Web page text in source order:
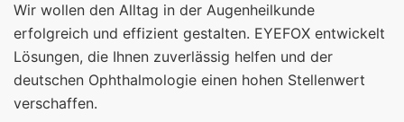
Wir wollen den Alltag in der Augenheilkunde
erfolgreich und effizient gestalten. EYEFOX entwickelt
Lösungen, die Ihnen zuverlässig helfen und der
deutschen Ophthalmologie einen hohen Stellenwert
verschaffen.